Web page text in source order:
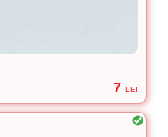
7 LEI